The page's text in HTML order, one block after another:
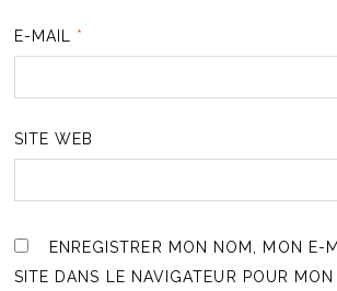
E-MAIL *
SITE WEB
ENREGISTRER MON NOM, MON E-
SITE DANS LE NAVIGATEUR POUR MON